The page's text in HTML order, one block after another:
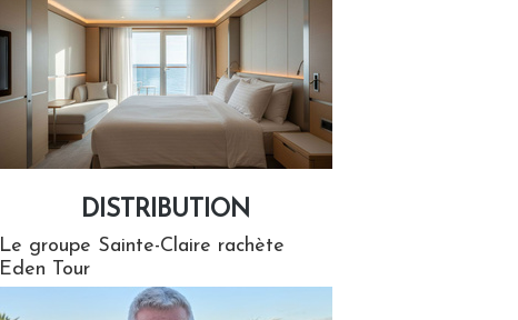
DISTRIBUTION
Le groupe Sainte-Claire rachète
Eden Tour